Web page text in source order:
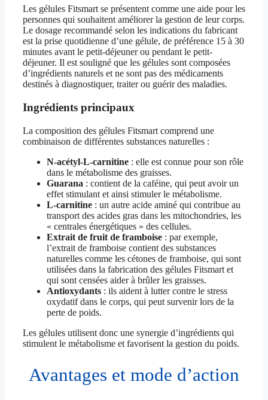
Les gélules Fitsmart se présentent comme une aide pour les
personnes qui souhaitent améliorer la gestion de leur corps.
Le dosage recommandé selon les indications du fabricant
est la prise quotidienne d’une gélule, de préférence 15 à 30
minutes avant le petit-déjeuner ou pendant le petit-
déjeuner. Il est souligné que les gélules sont composées
d’ingrédients naturels et ne sont pas des médicaments
destinés à diagnostiquer, traiter ou guérir des maladies.
Ingrédients principaux
La composition des gélules Fitsmart comprend une
combinaison de différentes substances naturelles :
N-acétyl-L-carnitine : elle est connue pour son rôle
dans le métabolisme des graisses.
Guarana : contient de la caféine, qui peut avoir un
effet stimulant et ainsi stimuler le métabolisme.
L-carnitine : un autre acide aminé qui contribue au
transport des acides gras dans les mitochondries, les
« centrales énergétiques » des cellules.
Extrait de fruit de framboise : par exemple,
l’extrait de framboise contient des substances
naturelles comme les cétones de framboise, qui sont
utilisées dans la fabrication des gélules Fitsmart et
qui sont censées aider à brûler les graisses.
Antioxydants : ils aident à lutter contre le stress
oxydatif dans le corps, qui peut survenir lors de la
perte de poids.
Les gélules utilisent donc une synergie d’ingrédients qui
stimulent le métabolisme et favorisent la gestion du poids.
Avantages et mode d’action